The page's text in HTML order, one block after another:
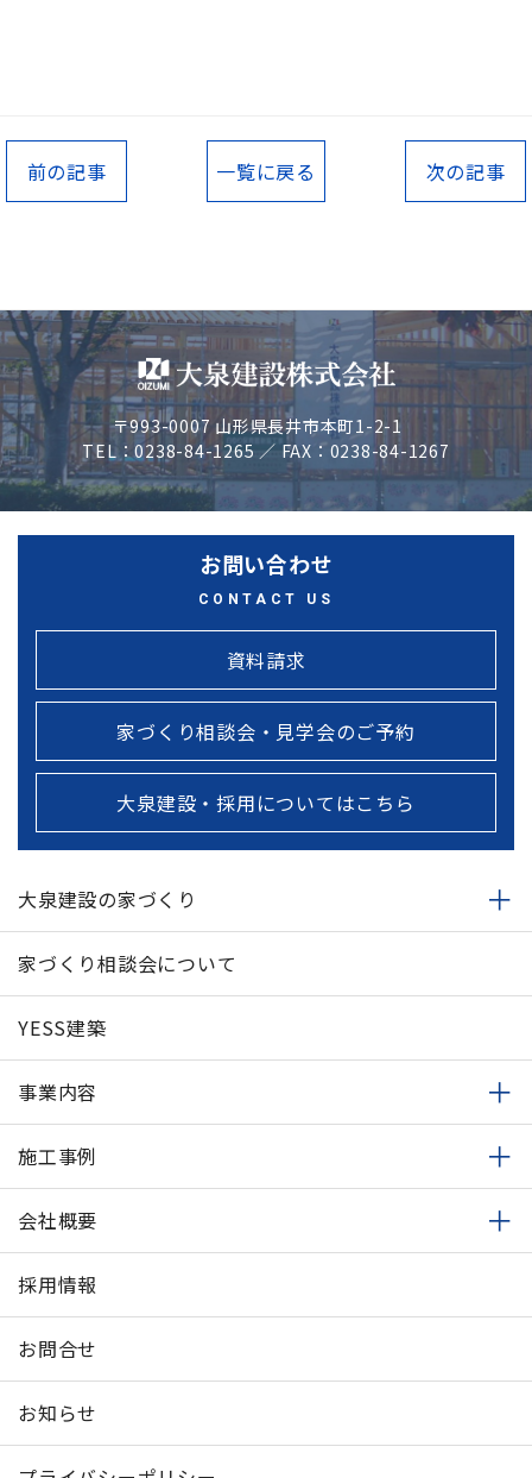
前の記事 一覧に戻る 次の記事
〒993-0007 山形県長井市本町1-2-1
TEL：0238-84-1265 ／ FAX：0238-84-1267
お問い合わせ
CONTACT US
資料請求
家づくり相談会・見学会のご予約
大泉建設・採用についてはこちら
大泉建設の家づくり
家づくり相談会について
YESS建築
事業内容
施工事例
会社概要
採用情報
お問合せ
お知らせ